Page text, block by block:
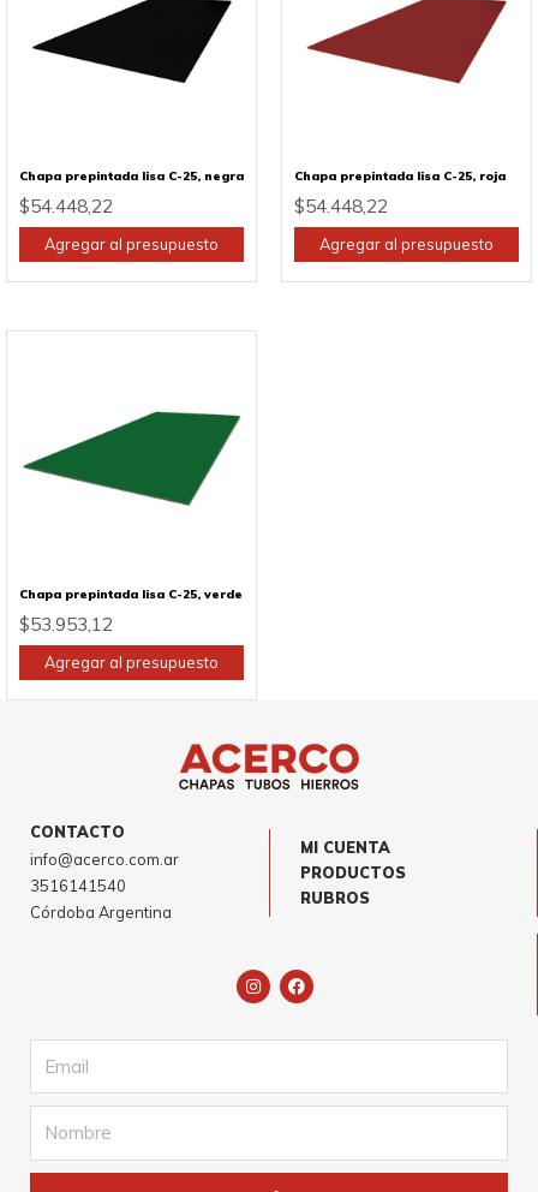
Chapa prepintada lisa C-25, negra
$54.448,22
Agregar al presupuesto
Chapa prepintada lisa C-25, roja
$54.448,22
Agregar al presupuesto
Chapa prepintada lisa C-25, verde
$53.953,12
Agregar al presupuesto
CONTACTO
info@acerco.com.ar
3516141540
Córdoba Argentina
MI CUENTA
PRODUCTOS
RUBROS
I
n
s
a
a
m
F
a
c
b
k
Submit